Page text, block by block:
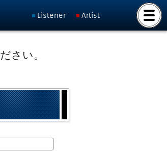
Listener Artist
さい。